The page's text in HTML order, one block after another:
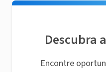
Descubra
Encontre